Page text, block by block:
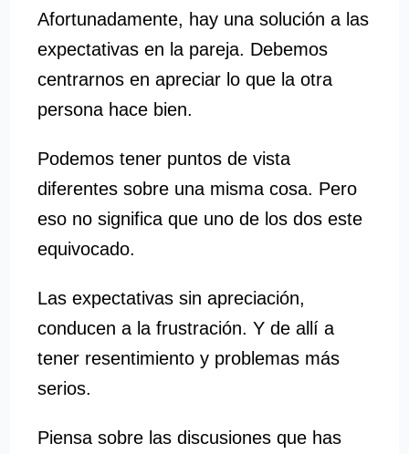
Afortunadamente, hay una solución a las
expectativas en la pareja. Debemos
centrarnos en apreciar lo que la otra
persona hace bien.
Podemos tener puntos de vista
diferentes sobre una misma cosa. Pero
eso no significa que uno de los dos este
equivocado.
Las expectativas sin apreciación,
conducen a la frustración. Y de allí a
tener resentimiento y problemas más
serios.
Piensa sobre las discusiones que has